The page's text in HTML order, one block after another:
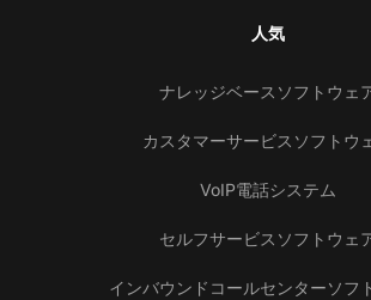
人気
ナレッジベースソフトウェ
カスタマーサービスソフトウ
VoIP電話システム
セルフサービスソフトウェ
インバウンドコールセンターソフ